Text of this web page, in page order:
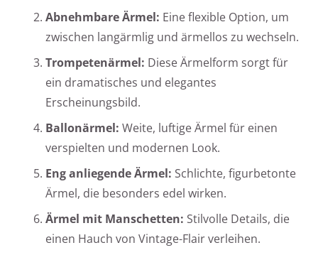
Abnehmbare Ärmel: Eine flexible Option, um
zwischen langärmlig und ärmellos zu wechseln.
Trompetenärmel: Diese Ärmelform sorgt für
ein dramatisches und elegantes
Erscheinungsbild.
Ballonärmel: Weite, luftige Ärmel für einen
verspielten und modernen Look.
Eng anliegende Ärmel: Schlichte, figurbetonte
Ärmel, die besonders edel wirken.
Ärmel mit Manschetten: Stilvolle Details, die
einen Hauch von Vintage-Flair verleihen.